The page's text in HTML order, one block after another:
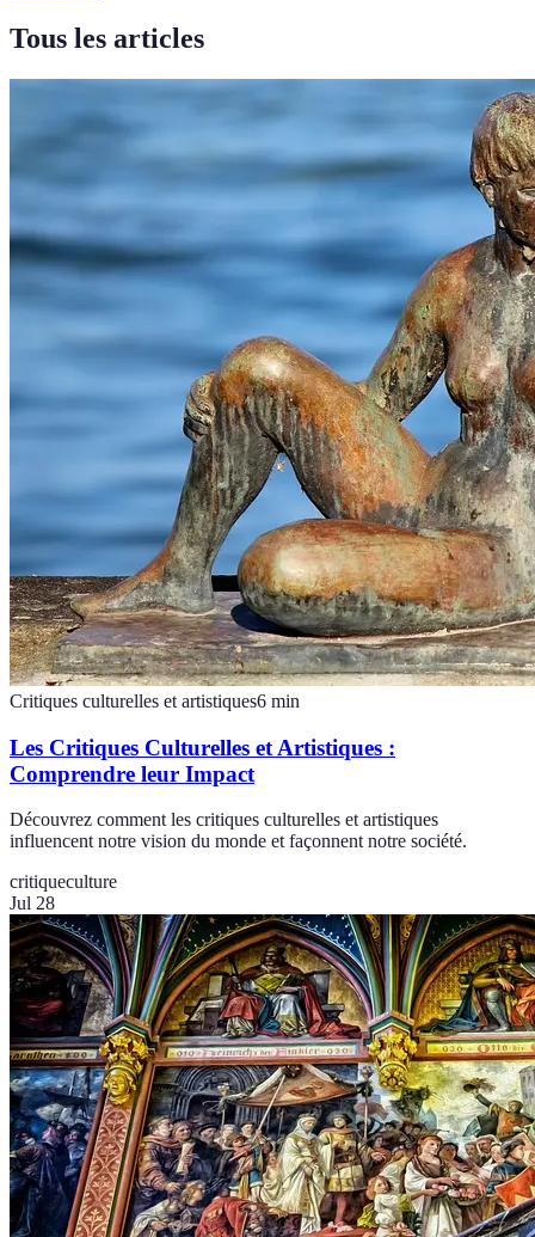
Tous les articles
Critiques culturelles et artistiques6 min
Les Critiques Culturelles et Artistiques :
Comprendre leur Impact
Découvrez comment les critiques culturelles et artistiques
influencent notre vision du monde et façonnent notre société.
critiqueculture
Jul 28